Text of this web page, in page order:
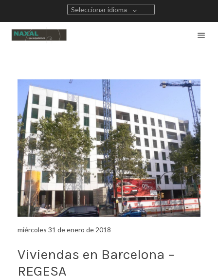
Seleccionar idioma
miércoles 31 de enero de 2018
Viviendas en Barcelona –
REGESA